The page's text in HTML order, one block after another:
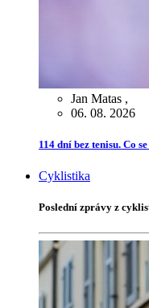
Jan Matas ,
06. 08. 2026
114 dní bez tenisu. Co
Cyklistika
Poslední zprávy z